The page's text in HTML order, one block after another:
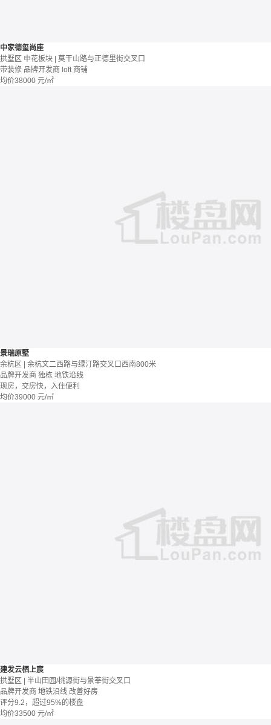
中家德玺尚座
拱墅区 申花板块 | 莫干山路与正德里街交叉口
带装修 品牌开发商 loft 商铺
均价38000 元/㎡
景瑞原墅
余杭区 | 余杭文二西路与绿汀路交叉口西南800米
品牌开发商 独栋 地铁沿线
现房，交房快，入住便利
均价39000 元/㎡
建发云栖上宸
拱墅区 | 半山田园/桃源街与景莘街交叉口
品牌开发商 地铁沿线 改善好房
评分9.2，超过95%的楼盘
均价33500 元/㎡